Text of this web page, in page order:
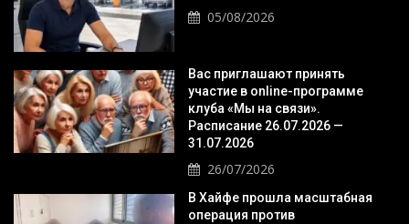
05/08/2026
Вас приглашают принять
участие в online-программе
клуба «Мы на связи».
Расписание 26.07.2026 —
31.07.2026
26/07/2026
В Хайфе прошла масштабная
операция против